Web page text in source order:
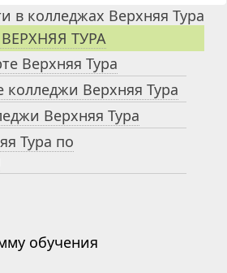
ТУРА
Верхняя Тура
колледжи Верхняя Тура
Верхняя Тура
Тура по
обучения